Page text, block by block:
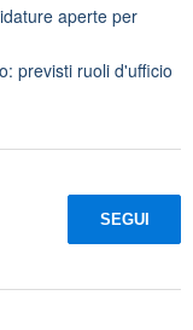
aperte per
previsti ruoli d'ufficio
SEGUI